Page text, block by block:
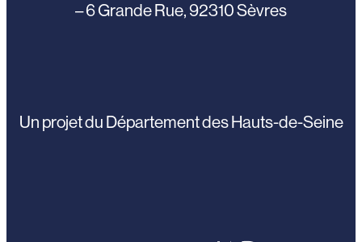
– 6 Grande Rue, 92310 Sèvres
Un projet du Département des Hauts-de-Seine